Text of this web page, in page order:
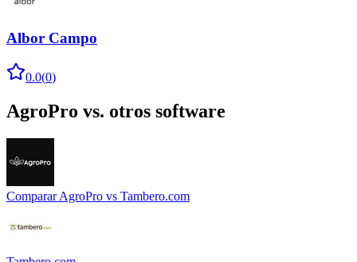
Albor Campo
0.0(0)
AgroPro vs. otros software
Comparar AgroPro vs Tambero.com